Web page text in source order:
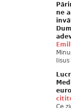
ne
Ce